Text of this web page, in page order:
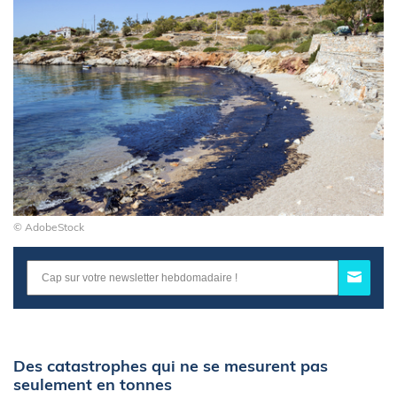
© AdobeStock
Des catastrophes qui ne se mesurent pas
seulement en tonnes